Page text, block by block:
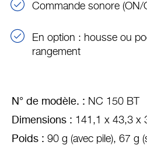
Commande sonore (ON/
En option : housse ou
rangement
N° de modèle. : NC 150 BT
Dimensions : 141,1 x 43,3 x
Poids : 90 g (avec pile), 67 g